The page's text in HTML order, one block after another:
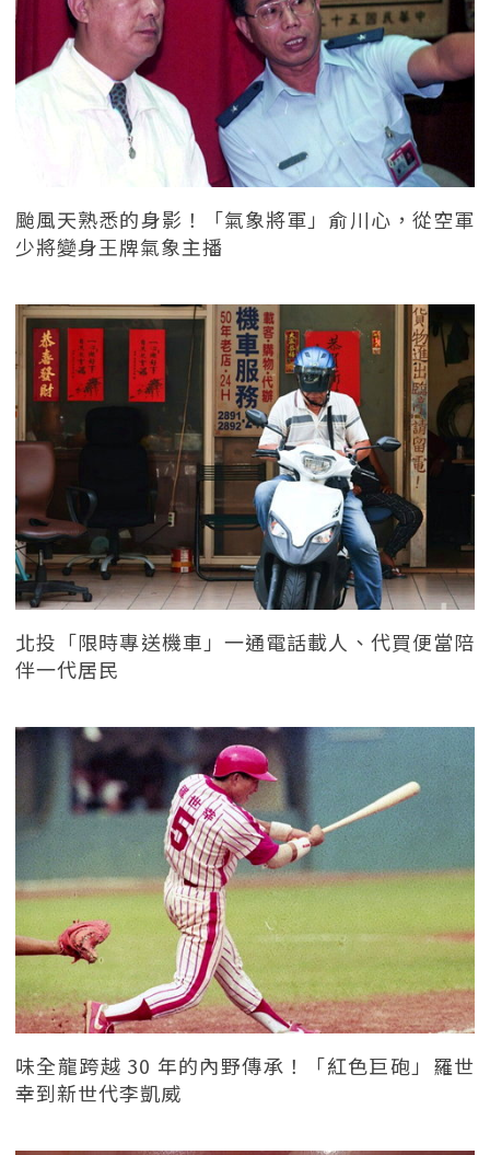
颱風天熟悉的身影！「氣象將軍」俞川心，從空軍
少將變身王牌氣象主播
北投「限時專送機車」一通電話載人、代買便當陪
伴一代居民
味全龍跨越 30 年的內野傳承！「紅色巨砲」羅世
幸到新世代李凱威